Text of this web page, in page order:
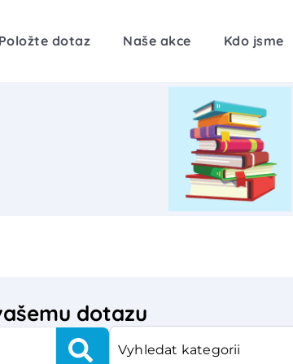
Položte dotaz Naše akce Kdo jsme
dotazu